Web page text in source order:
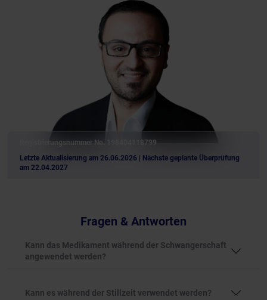
Letzte Aktualisierung am 26.06.2026
| Nächste geplante Überprüfung
am 22.04.2027
Registrierungsnummer No. 198404118799
Fragen & Antworten
Kann das Medikament während der Schwangerschaft
angewendet werden?
Kann es während der Stillzeit verwendet werden?